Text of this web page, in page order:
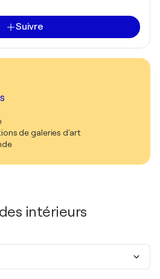
Suivre
de galeries d'art
intérieurs